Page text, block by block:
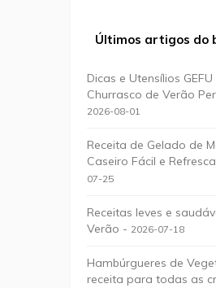
Últimos artigos do
Dicas e Utensílios
Churrasco de Verão
2026-08-01
Receita de Gelado de
Caseiro Fácil e
07-25
Receitas leves e
Verão - 2026-07-18
Hambúrgueres de
receita para todas as